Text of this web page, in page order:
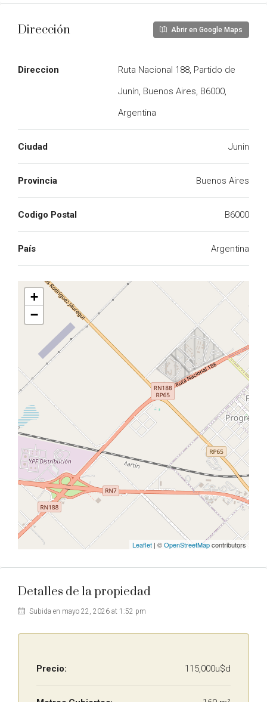
Dirección Abrir en Google Maps
Direccion
Ruta Nacional 188, Partido de
Junín, Buenos Aires, B6000,
Argentina
Ciudad Junin
Provincia Buenos Aires
Codigo Postal B6000
País Argentina
+
−
Leaflet | ©OpenStreetMapcontributors
Detalles de la propiedad
Subida en mayo 22, 2026 at 1:52 pm
Precio: 115,000u$d